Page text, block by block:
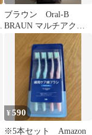
ブラウン Oral-B
BRAUN マルチアクシ
ョンブラシ 4本入
¥590
※5本セット Amazon